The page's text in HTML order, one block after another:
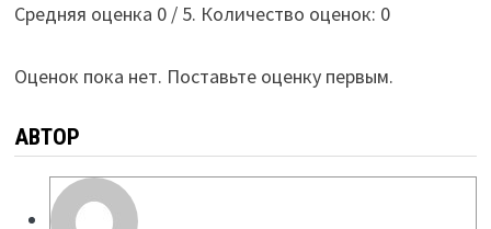
Средняя оценка 0/ 5. Количество оценок: 0
Оценок пока нет. Поставьте оценку первым.
АВТОР